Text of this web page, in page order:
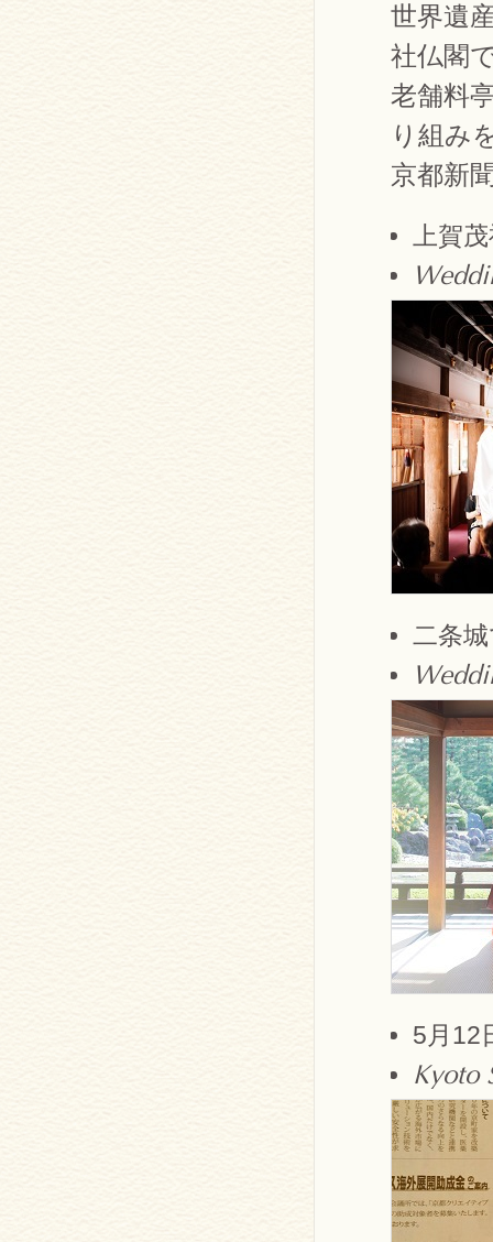
世界遺
社仏閣
老舗料
り組み
京都新
上賀
二条
5月12
Kyoto